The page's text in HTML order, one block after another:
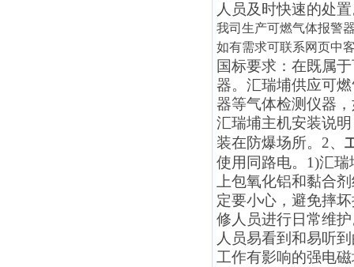
人员及时快速的处
我司生产可燃气体报警
如有需求可联系网页中
国标要求：在既属
器。汇瑞埔供应可
器等气体检测仪器
汇瑞埔主机安装说
装在防爆场所。2、
使用同路电。 1)汇瑞
上包氧化铝和黏合
定要小心，避免摔
修人员进行日常维
人员易看到和易听
工作有影响的强电